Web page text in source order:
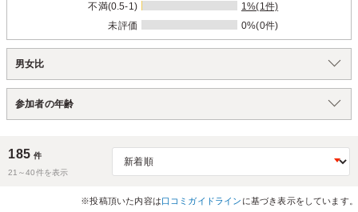
不満(0.5-1)
1%(1件)
未評価
0%(0件)
男女比
参加者の年齢
185 件
21～40件を表示
※投稿頂いた内容は口コミガイドライン に基づき表示をしています。